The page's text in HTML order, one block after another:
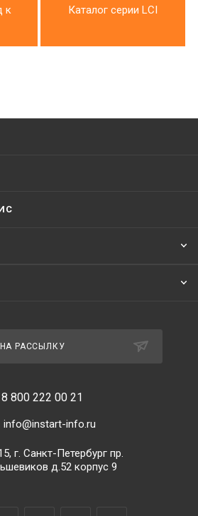
к
Каталог серии LCI
РАССЫЛКУ
8 800 222 00 21
info@instart-info.ru
г. Санкт-Петербург пр.
д.52 корпус 9